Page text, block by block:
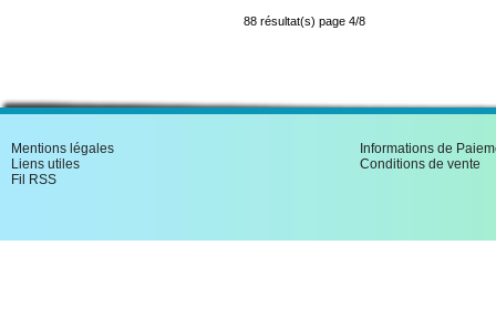
88 résultat(s) page 4/8
Mentions légales
Liens utiles
Fil RSS
Informations de
Conditions de vente